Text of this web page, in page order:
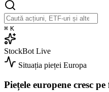
⌘ K
StockBot Live
Situația pieței Europa
Piețele europene cresc